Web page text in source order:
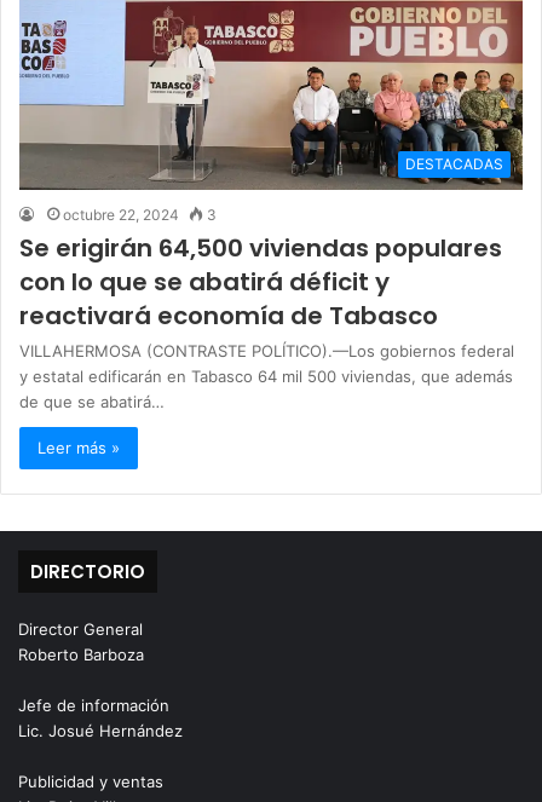
DESTACADAS
octubre 22, 2024 3
Se erigirán 64,500 viviendas populares
con lo que se abatirá déficit y
reactivará economía de Tabasco
VILLAHERMOSA (CONTRASTE POLÍTICO).—Los gobiernos federal
y estatal edificarán en Tabasco 64 mil 500 viviendas, que además
de que se abatirá…
Leer más »
DIRECTORIO
Director General
Roberto Barboza
Jefe de información
Lic. Josué Hernández
Publicidad y ventas